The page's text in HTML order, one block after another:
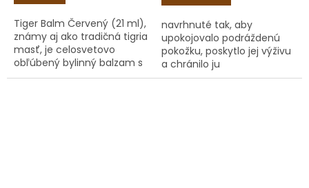
Tiger Balm Červený (21 ml),
známy aj ako tradičná tigria
masť, je celosvetovo
obľúbený bylinný balzam s
intenzívnym hrejivým
navrhnuté tak, aby
upokojovalo podráždenú
pokožku, poskytlo jej výživu
a chránilo ju